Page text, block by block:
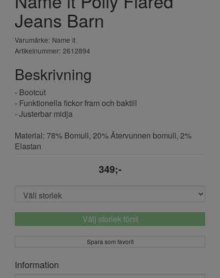
Jeans Barn
Varumärke: Name it
Artikelnummer: 2612894
Beskrivning
- Bootcut
- Funktionella fickor fram och baktill
- Justerbar midja
Material: 78% Bomull, 20% Återvunnen bomull, 2%
Elastan
349;-
Välj storlek först
Spara som favorit
Information